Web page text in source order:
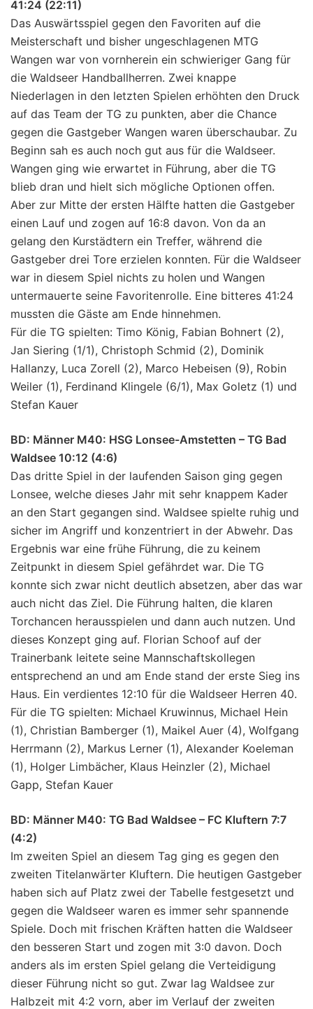
41:24 (22:11)
Das Auswärtsspiel gegen den Favoriten auf die
Meisterschaft und bisher ungeschlagenen MTG
Wangen war von vornherein ein schwieriger Gang für
die Waldseer Handballherren. Zwei knappe
Niederlagen in den letzten Spielen erhöhten den Druck
auf das Team der TG zu punkten, aber die Chance
gegen die Gastgeber Wangen waren überschaubar. Zu
Beginn sah es auch noch gut aus für die Waldseer.
Wangen ging wie erwartet in Führung, aber die TG
blieb dran und hielt sich mögliche Optionen offen.
Aber zur Mitte der ersten Hälfte hatten die Gastgeber
einen Lauf und zogen auf 16:8 davon. Von da an
gelang den Kurstädtern ein Treffer, während die
Gastgeber drei Tore erzielen konnten. Für die Waldseer
war in diesem Spiel nichts zu holen und Wangen
untermauerte seine Favoritenrolle. Eine bitteres 41:24
mussten die Gäste am Ende hinnehmen.
Für die TG spielten: Timo König, Fabian Bohnert (2),
Jan Siering (1/1), Christoph Schmid (2), Dominik
Hallanzy, Luca Zorell (2), Marco Hebeisen (9), Robin
Weiler (1), Ferdinand Klingele (6/1), Max Goletz (1) und
Stefan Kauer
BD: Männer M40: HSG Lonsee-Amstetten – TG Bad
Waldsee 10:12 (4:6)
Das dritte Spiel in der laufenden Saison ging gegen
Lonsee, welche dieses Jahr mit sehr knappem Kader
an den Start gegangen sind. Waldsee spielte ruhig und
sicher im Angriff und konzentriert in der Abwehr. Das
Ergebnis war eine frühe Führung, die zu keinem
Zeitpunkt in diesem Spiel gefährdet war. Die TG
konnte sich zwar nicht deutlich absetzen, aber das war
auch nicht das Ziel. Die Führung halten, die klaren
Torchancen herausspielen und dann auch nutzen. Und
dieses Konzept ging auf. Florian Schoof auf der
Trainerbank leitete seine Mannschaftskollegen
entsprechend an und am Ende stand der erste Sieg ins
Haus. Ein verdientes 12:10 für die Waldseer Herren 40.
Für die TG spielten: Michael Kruwinnus, Michael Hein
(1), Christian Bamberger (1), Maikel Auer (4), Wolfgang
Herrmann (2), Markus Lerner (1), Alexander Koeleman
(1), Holger Limbächer, Klaus Heinzler (2), Michael
Gapp, Stefan Kauer
BD: Männer M40: TG Bad Waldsee – FC Kluftern 7:7
(4:2)
Im zweiten Spiel an diesem Tag ging es gegen den
zweiten Titelanwärter Kluftern. Die heutigen Gastgeber
haben sich auf Platz zwei der Tabelle festgesetzt und
gegen die Waldseer waren es immer sehr spannende
Spiele. Doch mit frischen Kräften hatten die Waldseer
den besseren Start und zogen mit 3:0 davon. Doch
anders als im ersten Spiel gelang die Verteidigung
dieser Führung nicht so gut. Zwar lag Waldsee zur
Halbzeit mit 4:2 vorn, aber im Verlauf der zweiten